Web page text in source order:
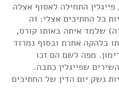
התחילה לאסוף אצלה
כל החתיכים אצלי: זה
שלמד איתה באותו קורס,
בלהקה אחרת ובסוף נמרוד
מפה לשם הם זכו
שפייגלין כתבה.
נשק יום הדין של החתיכים